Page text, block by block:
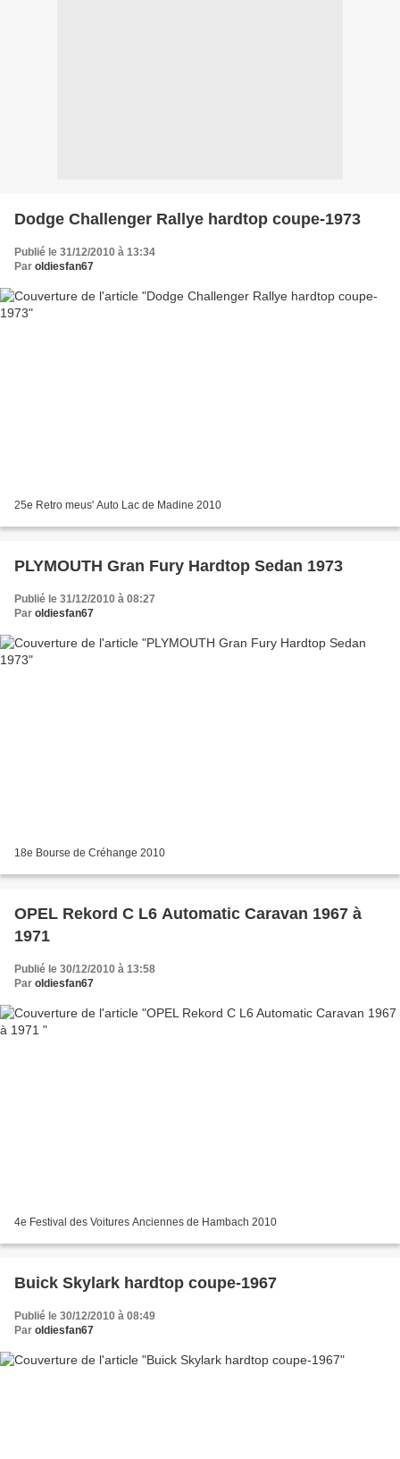
Dodge Challenger Rallye hardtop coupe-1973
Publié le 31/12/2010 à 13:34
Par oldiesfan67
25e Retro meus' Auto Lac de Madine 2010
PLYMOUTH Gran Fury Hardtop Sedan 1973
Publié le 31/12/2010 à 08:27
Par oldiesfan67
18e Bourse de Créhange 2010
OPEL Rekord C L6 Automatic Caravan 1967 à
1971
Publié le 30/12/2010 à 13:58
Par oldiesfan67
4e Festival des Voitures Anciennes de Hambach 2010
Buick Skylark hardtop coupe-1967
Publié le 30/12/2010 à 08:49
Par oldiesfan67